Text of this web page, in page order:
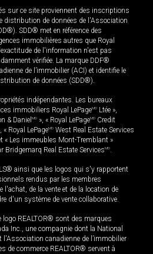
sur ce site proviennent des inscriptions
distribution de données de l'Association
SDD® met en référence des
immobilières autres que Royal
de l'information n'est pas
vérifiée. La marque DDF®
de l’immobilier (ACI) et identifie le
de données (SDD®).
indépendantes. Les bureaux
immobiliers Royal LePageMD Ltée »,
& Daniel MD », « Royal LePageMD Credit
« Royal LePageMD West Real Estate Services
« Les immeubles Mont-Tremblant »
Bridgemarq Real Estate ServicesMD.
ainsi que les logos qui s'y rapportent
rendus par les membres
l'achat, de la vente et de la location de
d'un système de vente collaborative.
logo REALTOR® sont des marques
Inc., une compagnie dont la National
canadienne de l’immobilier
de commerce REALTOR® servent à